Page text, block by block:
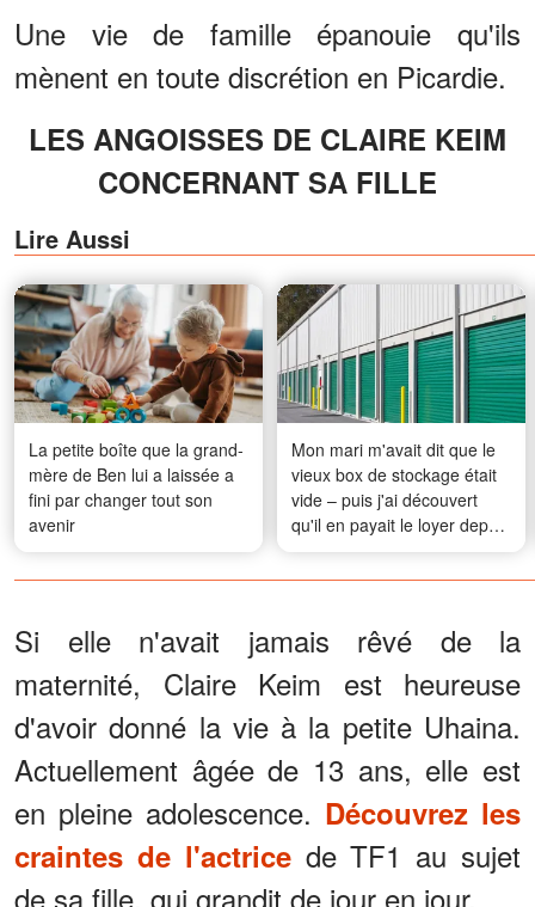
Une vie de famille épanouie qu'ils
mènent en toute discrétion en Picardie.
LES ANGOISSES DE CLAIRE KEIM
CONCERNANT SA FILLE
Lire Aussi
La petite boîte que la grand-
mère de Ben lui a laissée a
fini par changer tout son
avenir
Mon mari m'avait dit que le
vieux box de stockage était
vide – puis j'ai découvert
qu'il en payait le loyer depuis
14 ans
Si elle n'avait jamais rêvé de la
maternité, Claire Keim est heureuse
d'avoir donné la vie à la petite Uhaina.
Actuellement âgée de 13 ans, elle est
en pleine adolescence. Découvrez les
craintes de l'actricede TF1 au sujet
de sa fille, qui grandit de jour en jour.